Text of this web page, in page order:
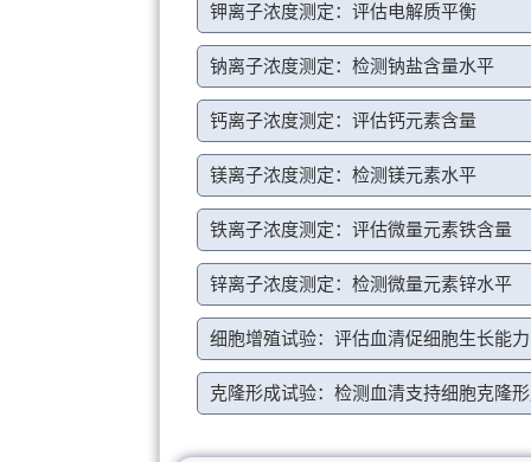
钾离子浓度测定：评估电解质平衡
钠离子浓度测定：检测钠盐含量水平
钙离子浓度测定：评估钙元素含量
镁离子浓度测定：检测镁元素水平
铁离子浓度测定：评估微量元素铁含量
锌离子浓度测定：检测微量元素锌水平
细胞增殖试验：评估血清促细胞生长能力
克隆形成试验：检测血清支持细胞克隆